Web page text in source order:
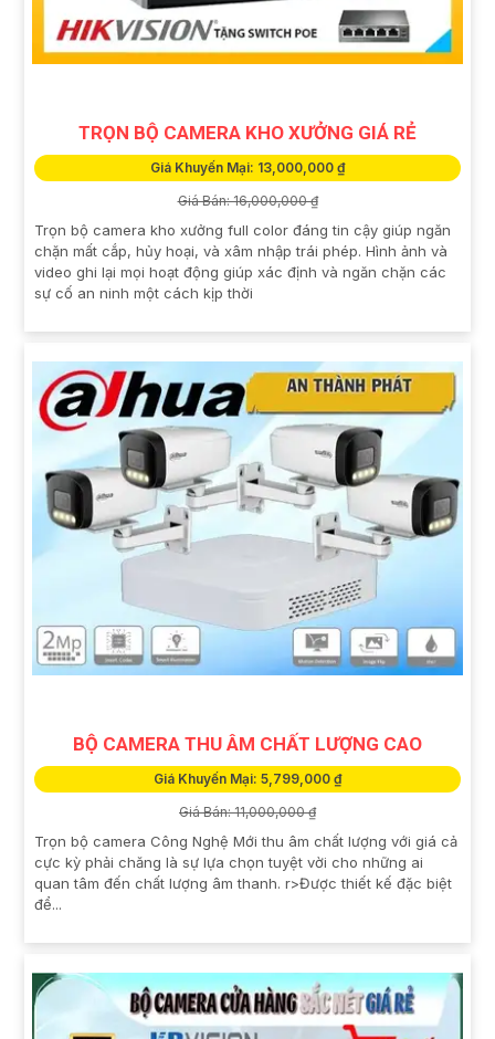
TRỌN BỘ CAMERA KHO XƯỞNG GIÁ RẺ
Giá Khuyến Mại: 13,000,000 ₫
Giá Bán: 16,000,000 ₫
Trọn bộ camera kho xưởng full color đáng tin cậy giúp ngăn
chặn mất cắp, hủy hoại, và xâm nhập trái phép. Hình ảnh và
video ghi lại mọi hoạt động giúp xác định và ngăn chặn các
sự cố an ninh một cách kịp thời
BỘ CAMERA THU ÂM CHẤT LƯỢNG CAO
Giá Khuyến Mại: 5,799,000 ₫
Giá Bán: 11,000,000 ₫
Trọn bộ camera Công Nghệ Mới thu âm chất lượng với giá cả
cực kỳ phải chăng là sự lựa chọn tuyệt vời cho những ai
quan tâm đến chất lượng âm thanh. r>Được thiết kế đặc biệt
để...